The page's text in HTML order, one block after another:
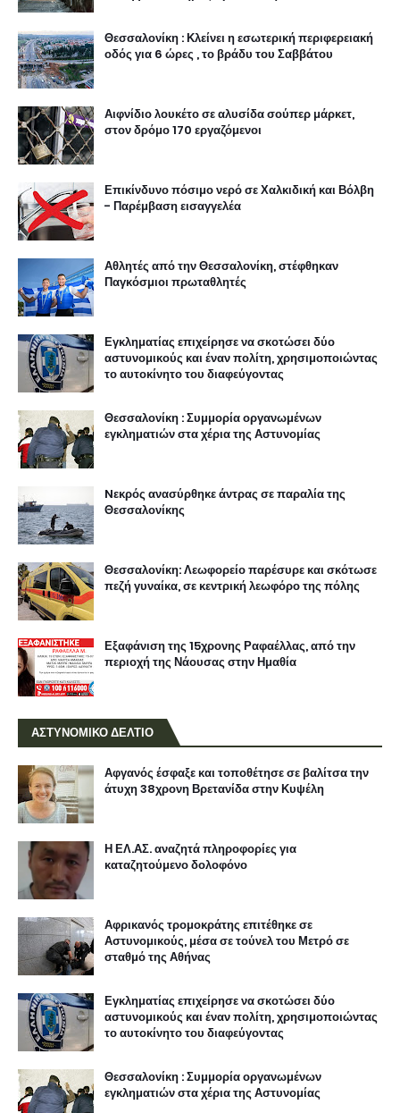
Θεσσαλονίκη : Κλείνει η εσωτερική περιφερειακή
οδός για 6 ώρες , το βράδυ του Σαββάτου
Αιφνίδιο λουκέτο σε αλυσίδα σούπερ μάρκετ,
στον δρόμο 170 εργαζόμενοι
Επικίνδυνο πόσιμο νερό σε Χαλκιδική και Βόλβη
- Παρέμβαση εισαγγελέα
Αθλητές από την Θεσσαλονίκη, στέφθηκαν
Παγκόσμιοι πρωταθλητές
Εγκληματίας επιχείρησε να σκοτώσει δύο
αστυνομικούς και έναν πολίτη, χρησιμοποιώντας
το αυτοκίνητο του διαφεύγοντας
Θεσσαλονίκη : Συμμορία οργανωμένων
εγκληματιών στα χέρια της Αστυνομίας
Nεκρός ανασύρθηκε άντρας σε παραλία της
Θεσσαλονίκης
Θεσσαλονίκη: Λεωφορείο παρέσυρε και σκότωσε
πεζή γυναίκα, σε κεντρική λεωφόρο της πόλης
Εξαφάνιση της 15χρονης Ραφαέλλας, από την
περιοχή της Νάουσας στην Ημαθία
ΑΣΤΥΝΟΜΙΚΟ ΔΕΛΤΙΟ
Αφγανός έσφαξε και τοποθέτησε σε βαλίτσα την
άτυχη 38χρονη Βρετανίδα στην Κυψέλη
Η ΕΛ.ΑΣ. αναζητά πληροφορίες για
καταζητούμενο δολοφόνο
Αφρικανός τρομοκράτης επιτέθηκε σε
Αστυνομικούς, μέσα σε τούνελ του Μετρό σε
σταθμό της Αθήνας
Εγκληματίας επιχείρησε να σκοτώσει δύο
αστυνομικούς και έναν πολίτη, χρησιμοποιώντας
το αυτοκίνητο του διαφεύγοντας
Θεσσαλονίκη : Συμμορία οργανωμένων
εγκληματιών στα χέρια της Αστυνομίας